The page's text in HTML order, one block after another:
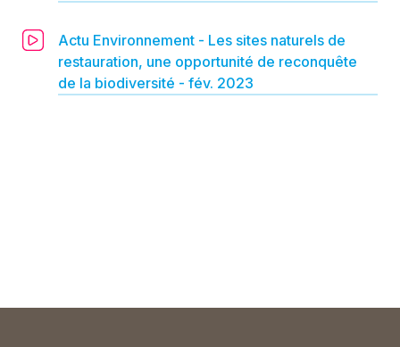
Actu Environnement - Les sites naturels de
restauration, une opportunité de reconquête
de la biodiversité - fév. 2023